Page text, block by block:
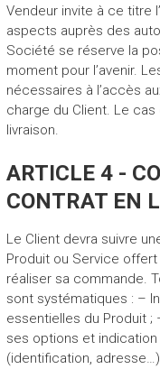
Vendeur invite à ce titre
aspects auprès des
Société se réserve la
moment pour l’avenir.
nécessaires à l’accès
charge du Client. Le
livraison.
ARTICLE 4 -
CONTRAT EN
Le Client devra suivre
Produit ou Service
réaliser sa commande.
sont systématiques : –
essentielles du Produit ;
ses options et
(identification,